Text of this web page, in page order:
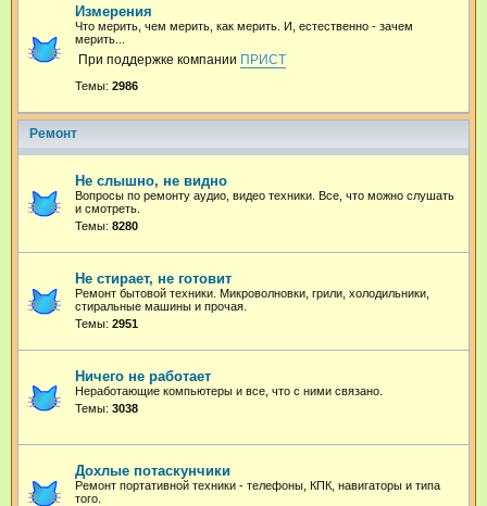
Измерения
Что мерить, чем мерить, как мерить. И, естественно - зачем
мерить...
При поддержке компании ПРИСТ
Темы: 2986
Ремонт
Не слышно, не видно
Вопросы по ремонту аудио, видео техники. Все, что можно слушать
и смотреть.
Темы: 8280
Не стирает, не готовит
Ремонт бытовой техники. Микроволновки, грили, холодильники,
стиральные машины и прочая.
Темы: 2951
Ничего не работает
Неработающие компьютеры и все, что с ними связано.
Темы: 3038
Дохлые потаскунчики
Ремонт портативной техники - телефоны, КПК, навигаторы и типа
того.